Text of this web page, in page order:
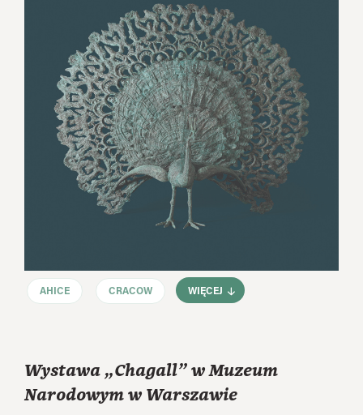
AHICE CRACOW WIĘCEJ
Wystawa „Chagall” w Muzeum
Narodowym w Warszawie